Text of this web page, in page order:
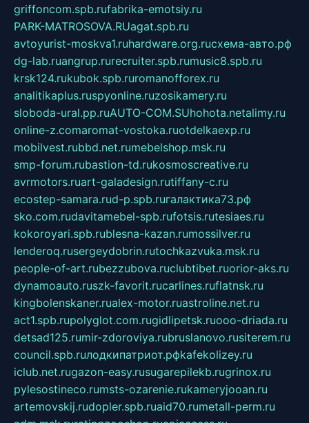
griffoncom.spb.rufabrika-emotsiy.ru
PARK-MATROSOVA.RUagat.spb.ru
avtoyurist-moskva1.ruhardware.org.ruсхема-авто.рф
dg-lab.ruangrup.rurecruiter.spb.rumusic8.spb.ru
krsk124.rukubok.spb.ruromanofforex.ru
analitikaplus.ruspyonline.ruzosikamery.ru
sloboda-ural.pp.ruAUTO-COM.SUhohota.netalimy.ru
online-z.comaromat-vostoka.ruotdelkaexp.ru
mobilvest.rubbd.net.rumebelshop.msk.ru
smp-forum.rubastion-td.rukosmoscreative.ru
avrmotors.ruart-galadesign.rutiffany-c.ru
ecostep-samara.rud-p.spb.ruгалактика73.рф
sko.com.rudavitamebel-spb.rufotsis.rutesiaes.ru
kokoroyari.spb.rublesna-kazan.rumossilver.ru
lenderoq.rusergeydobrin.rutochkazvuka.msk.ru
people-of-art.rubezzubova.ruclubtibet.ruorior-aks.ru
dynamoauto.ruszk-favorit.rucarlines.ruflatnsk.ru
kingbolenskaner.rualex-motor.ruastroline.net.ru
act1.spb.rupolyglot.com.rugidlipetsk.ruooo-driada.ru
detsad125.rumir-zdoroviya.rubruslanovo.rusiterem.ru
council.spb.ruлодкипатриот.рфkafekolizey.ru
iclub.net.rugazon-easy.rusugarepilekb.rugrinox.ru
pylesostineco.rumsts-ozarenie.rukameryjooan.ru
artemovskij.rudopler.spb.ruaid70.rumetall-perm.ru